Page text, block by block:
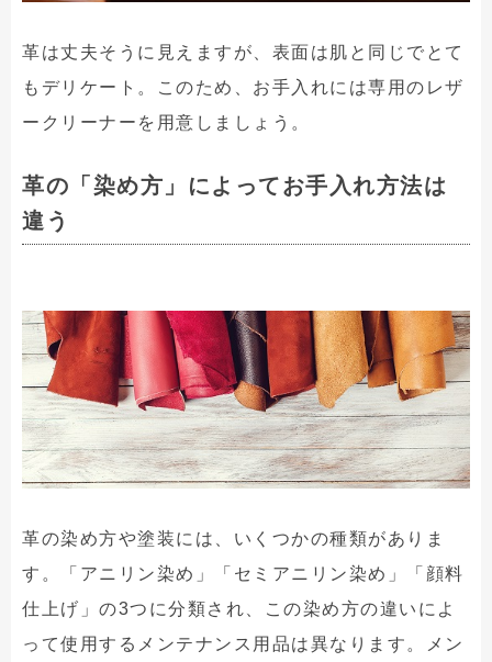
革は丈夫そうに見えますが、表面は肌と同じでとて
もデリケート。このため、お手入れには専用のレザ
ークリーナーを用意しましょう。
革の「染め方」によってお手入れ方法は
違う
革の染め方や塗装には、いくつかの種類がありま
す。「アニリン染め」「セミアニリン染め」「顔料
仕上げ」の3つに分類され、この染め方の違いによ
って使用するメンテナンス用品は異なります。メン